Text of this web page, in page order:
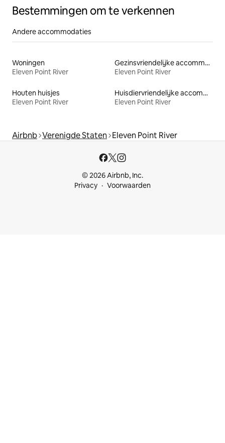
Bestemmingen om te verkennen
Andere accommodaties
Woningen
Eleven Point River
Gezinsvriendelijke accommodaties
Eleven Point River
Houten huisjes
Eleven Point River
Huisdiervriendelijke accommodaties
Eleven Point River
Airbnb Verenigde Staten Eleven Point River
© 2026 Airbnb, Inc.
Privacy
Voorwaarden